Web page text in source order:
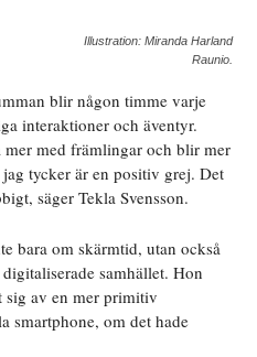
Illustration: Miranda Harland
Raunio.
blir någon timme varje
interaktioner och äventyr.
mer med främlingar och blir mer
tycker är en positiv grej. Det
säger Tekla Svensson.
bara om skärmtid, utan också
samhället. Hon
sig av en mer primitiv
smartphone, om det hade